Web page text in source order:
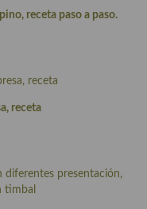
tostas y
receta paso a paso.
receta